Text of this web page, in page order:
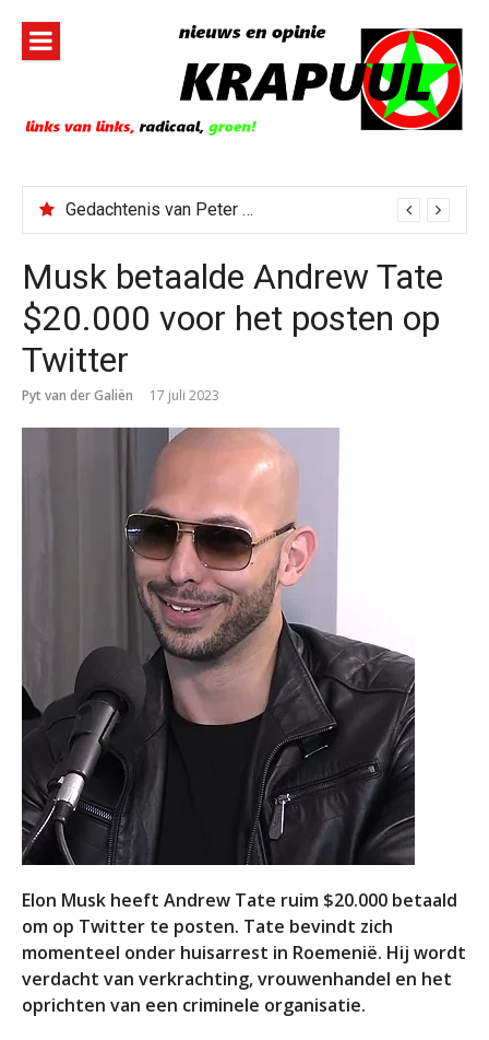
inhoud
Gedachtenis van Peter Faber
Musk betaalde Andrew Tate
$20.000 voor het posten op
Twitter
Pyt van der Galiën 17 juli 2023
Elon Musk heeft Andrew Tate ruim $20.000 betaald
om op Twitter te posten. Tate bevindt zich
momenteel onder huisarrest in Roemenië. Hij wordt
verdacht van verkrachting, vrouwenhandel en het
oprichten van een criminele organisatie.